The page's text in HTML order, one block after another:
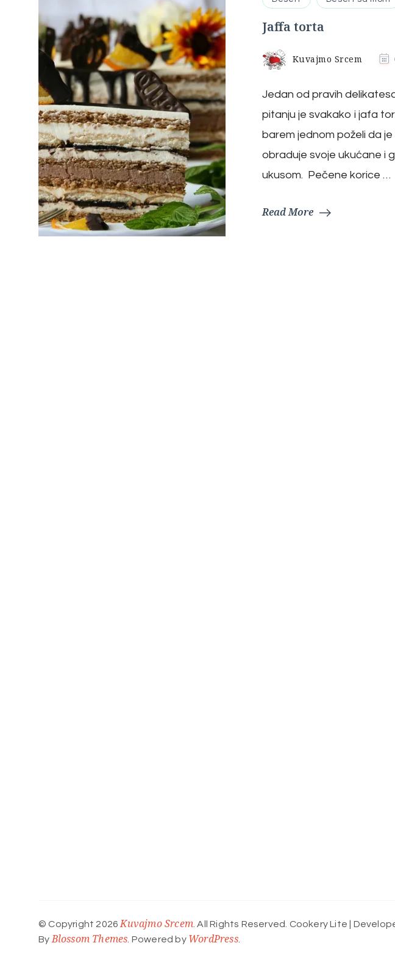
Jaffa torta
Kuvajmo Srcem
Jedan od pravih
pitanju je svakako i jafa
barem jednom poželi da je
obraduje svoje ukućane i
ukusom. Pečene korice …
Read More
© Copyright 2026 Kuvajmo Srcem . All Rights Reserved. Cookery Lite |
By Blossom Themes . Powered by WordPress.